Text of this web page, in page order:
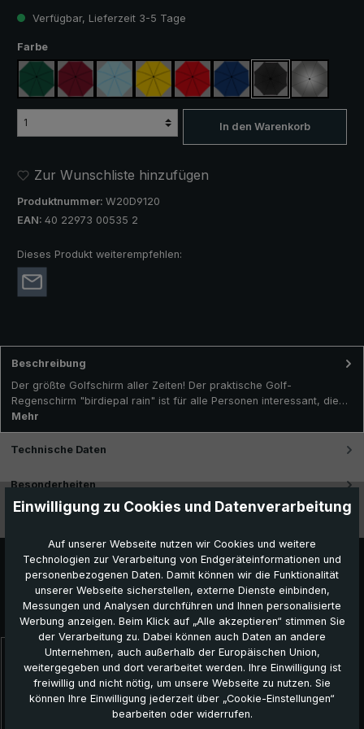
Verfügbar, Lieferzeit 3-5 Tage
Farbeauswählen
dunkelgrünweinrot hellblau gelb rot königsblauschwarzsilber, UV-
In den Warenkorb
Zur Wunschliste hinzufügen
Produktnummer: W20D9120
EAN: 40 22973 00535 2
Dieses Produkt weiterempfehlen:
Beschreibung
Der größte Golfschirm aller Zeiten! Der praktische Golf-
Regenschirm "birdiepal rain" ist für alle Personen interessant, die…
Mehr
Technische Daten
Besonderheiten
Produktgalerie überspringen
Das könnte Ihnen auch gefallen:
Topseller
Einwilligung zu Cookies und Datenverarbeitung
Auf unserer Webseite nutzen wir Cookies und weitere
Technologien zur Verarbeitung von Endgeräteinformationen und
personenbezogenen Daten. Damit können wir die Funktionalität
unserer Webseite sicherstellen, externe Dienste einbinden,
Messungen und Analysen durchführen und Ihnen personalisierte
Werbung anzeigen. Beim Klick auf „Alle akzeptieren“ stimmen Sie
der Verarbeitung zu. Dabei können auch Daten an andere
Unternehmen, auch außerhalb der Europäischen Union,
weitergegeben und dort verarbeitet werden. Ihre Einwilligung ist
freiwillig und nicht nötig, um unsere Webseite zu nutzen. Sie
können Ihre Einwilligung jederzeit über „Cookie-Einstellungen“
bearbeiten oder widerrufen.